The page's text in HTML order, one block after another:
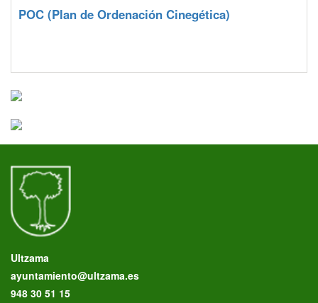
POC (Plan de Ordenación Cinegética)
Ultzama
ayuntamiento@ultzama.es
948 30 51 15